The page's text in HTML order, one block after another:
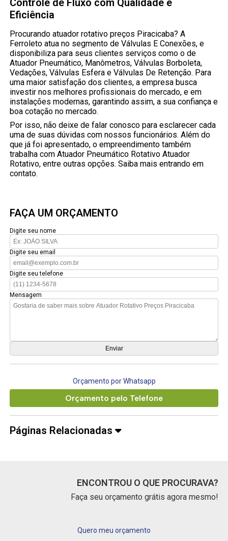
Eficiência
Procurando atuador rotativo preços Piracicaba? A
Ferroleto atua no segmento de Válvulas E Conexões, e
disponibiliza para seus clientes serviços como o de
Atuador Pneumático, Manômetros, Válvulas Borboleta,
Vedações, Válvulas Esfera e Válvulas De Retenção. Para
uma maior satisfação dos clientes, a empresa busca
investir nos melhores profissionais do mercado, e em
instalações modernas, garantindo assim, a sua confiança e
boa cotação no mercado.
Por isso, não deixe de falar conosco para esclarecer cada
uma de suas dúvidas com nossos funcionários. Além do
que já foi apresentado, o empreendimento também
trabalha com Atuador Pneumático Rotativo Atuador
Rotativo, entre outras opções. Saiba mais entrando em
contato.
FAÇA UM ORÇAMENTO
Digite seu nome
Digite seu email
Digite seu telefone
Mensagem
Orçamento por Whatsapp
Orçamento pelo Telefone
Páginas Relacionadas
ENCONTROU O QUE PROCURAVA?
Faça seu orçamento grátis agora mesmo!
Quero meu orçamento